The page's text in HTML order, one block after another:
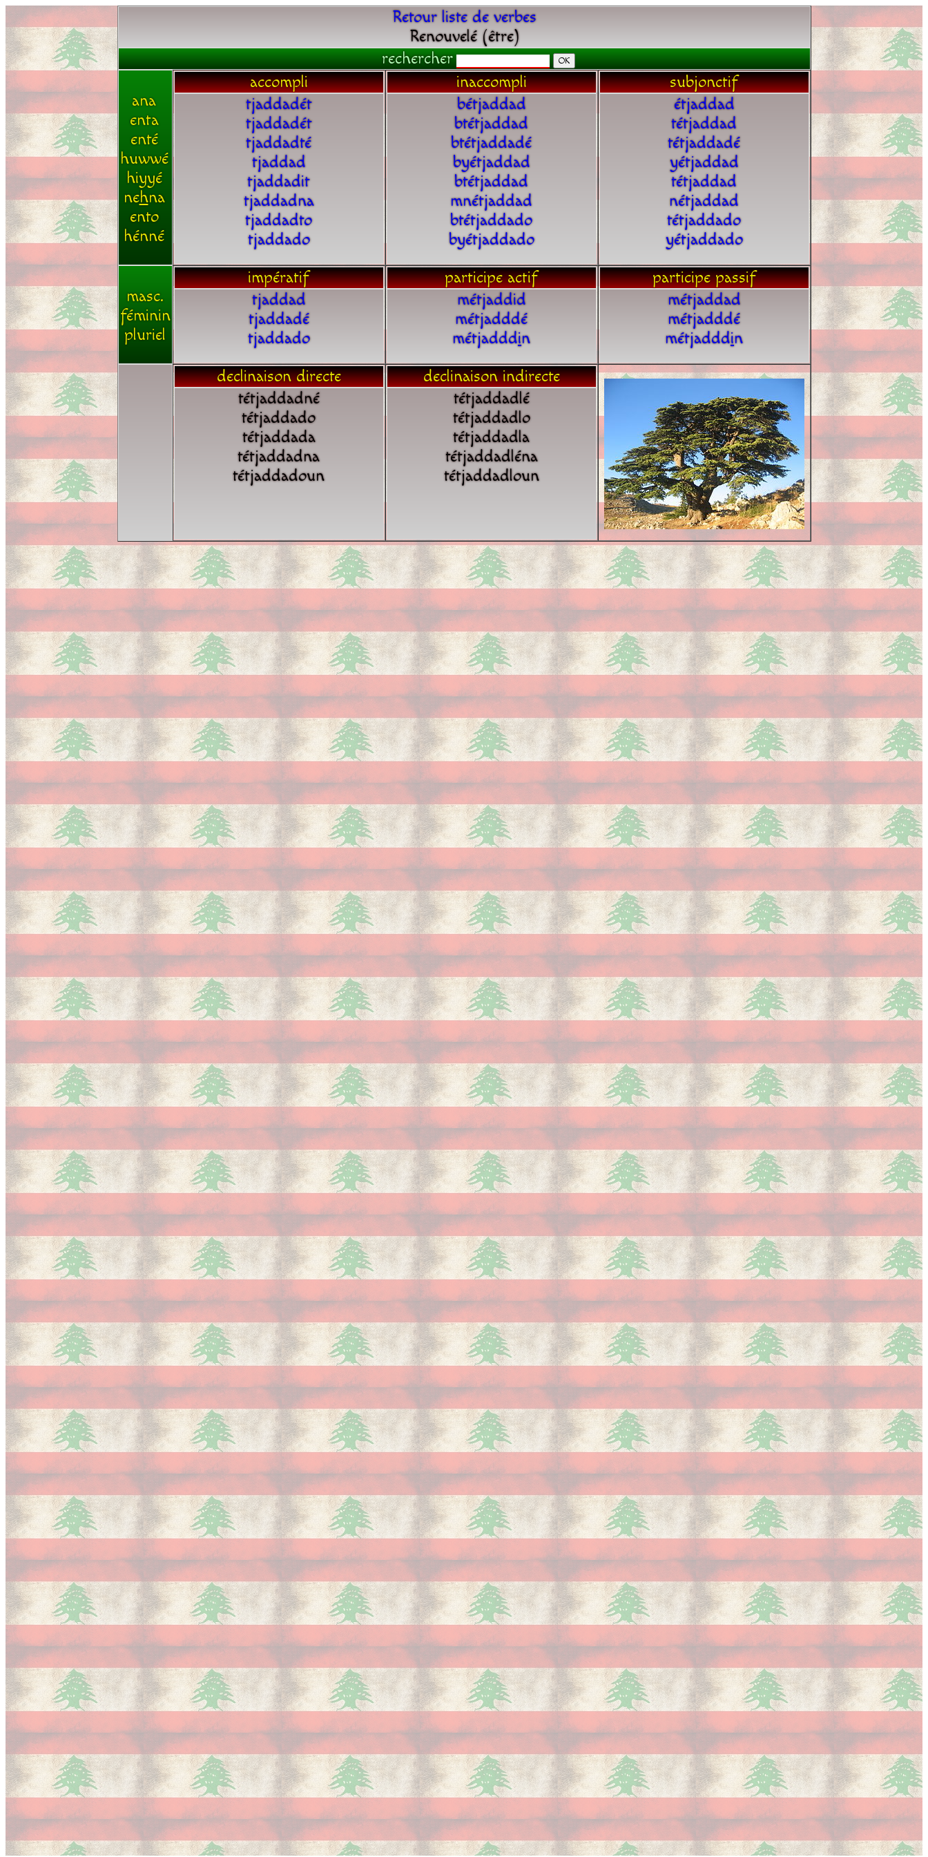
Retour liste de verbes
Renouvelé (être)
rechercher
ana
enta
enté
huwwé
hiyyé
nehna
ento
hénné
accompli
tjaddadét
tjaddadét
tjaddadté
tjaddad
tjaddadit
tjaddadna
tjaddadto
tjaddado
inaccompli
bétjaddad
btétjaddad
btétjaddadé
byétjaddad
btétjaddad
mnétjaddad
btétjaddado
byétjaddado
subjonctif
étjaddad
tétjaddad
tétjaddadé
yétjaddad
tétjaddad
nétjaddad
tétjaddado
yétjaddado
masc.
féminin
pluriel
impératif
tjaddad
tjaddadé
tjaddado
participe actif
métjaddid
métjadddé
métjadddin
participe passif
métjaddad
métjadddé
métjadddin
declinaison directe
tétjaddadné
tétjaddado
tétjaddada
tétjaddadna
tétjaddadoun
declinaison indirecte
tétjaddadlé
tétjaddadlo
tétjaddadla
tétjaddadléna
tétjaddadloun